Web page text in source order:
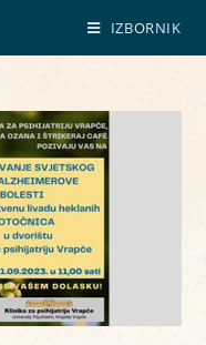
IZBORNIK